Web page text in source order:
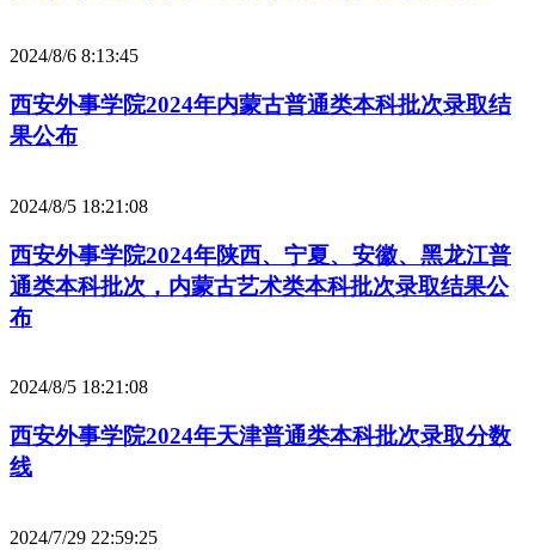
2024/8/6 8:13:45
西安外事学院2024年内蒙古普通类本科批次录取结
果公布
2024/8/5 18:21:08
西安外事学院2024年陕西、宁夏、安徽、黑龙江普
通类本科批次，内蒙古艺术类本科批次录取结果公
布
2024/8/5 18:21:08
西安外事学院2024年天津普通类本科批次录取分数
线
2024/7/29 22:59:25